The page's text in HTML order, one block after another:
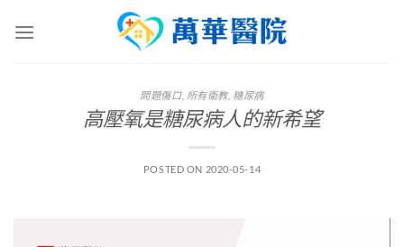
問題傷口, 所有衛教, 糖尿病
高壓氧是糖尿病人的新希望
POSTED ON 2020-05-14